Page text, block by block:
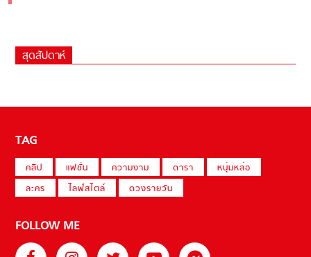
สุดสัปดาห์
TAG
คลิป แฟชั่น ความงาม ดารา
หนุ่มหล่อ
ละคร
ไลฟ์สไตล์ ดวงรายวัน
FOLLOW ME